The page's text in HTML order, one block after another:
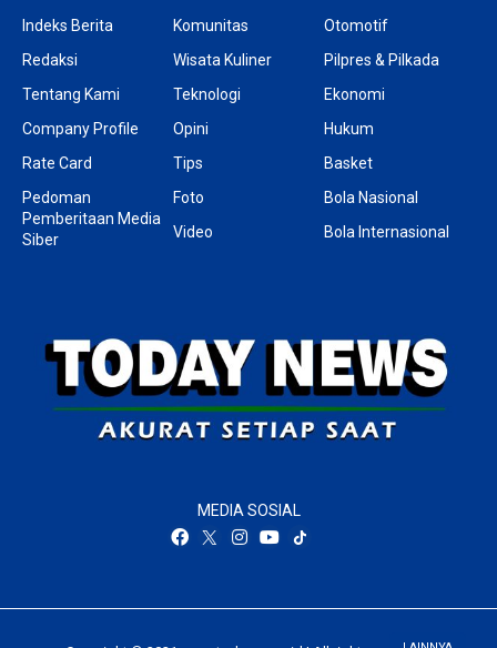
Indeks Berita
Redaksi
Tentang Kami
Company Profile
Rate Card
Pedoman
Pemberitaan Media
Siber
Komunitas
Wisata Kuliner
Teknologi
Opini
Tips
Foto
Video
Otomotif
Pilpres & Pilkada
Ekonomi
Hukum
Basket
Bola Nasional
Bola Internasional
MEDIA SOSIAL